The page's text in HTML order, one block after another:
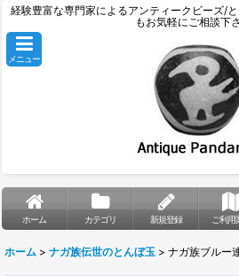
経験豊富な専門家によるアンティークビーズ/
もお気軽にご相談下さ
メニュー
ホーム カテゴリ 新規登録 ご利用
ホーム > ナガ族伝世のとんぼ玉 > ナガ族ブルー